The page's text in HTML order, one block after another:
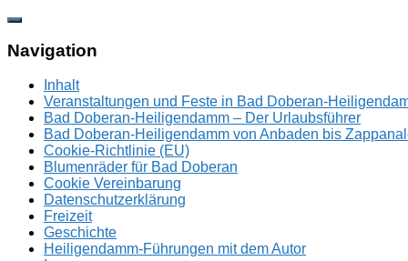
Zum
springen
Navigation
Inhalt
Veranstaltungen und Feste in Bad Doberan-
Bad Doberan-Heiligendamm – Der Urlaubsführer
Bad Doberan-Heiligendamm von Anbaden bis
Cookie-Richtlinie (EU)
Blumenräder für Bad Doberan
Cookie Vereinbarung
Datenschutzerklärung
Freizeit
Geschichte
Heiligendamm-Führungen mit dem Autor